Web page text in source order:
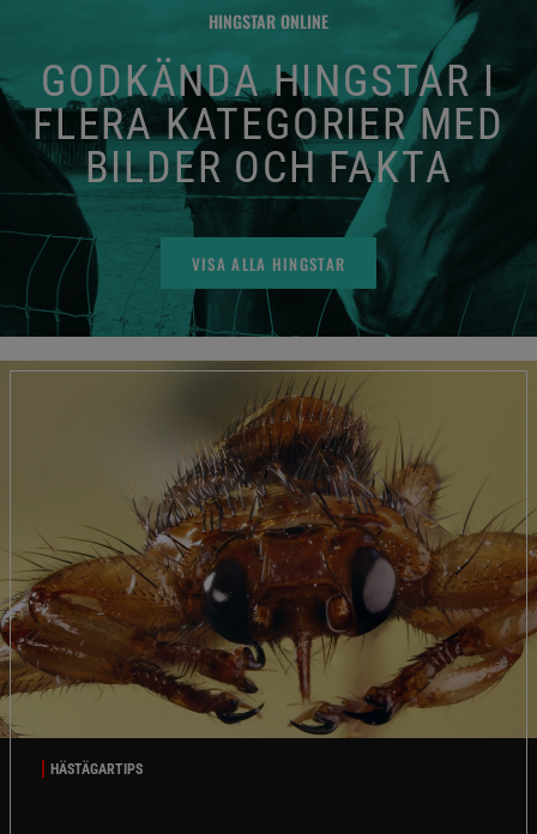
HINGSTAR ONLINE
GODKÄNDA HINGSTAR I
FLERA KATEGORIER MED
BILDER OCH FAKTA
VISA ALLA HINGSTAR
HÄSTÄGARTIPS